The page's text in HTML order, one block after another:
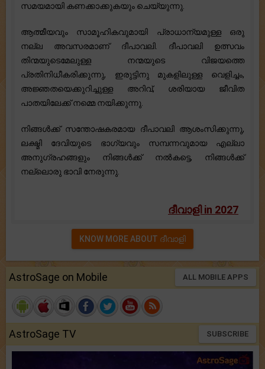
സമയമായി കണക്കാക്കുകയും ചെയ്യുന്നു.
ആത്മീയവും സാമൂഹികവുമായി പ്രാധാന്യമുള്ള ഒരു
നല്ല അവസരമാണ് ദീപാവലി. ദീപാവലി ഉത്സവം
തിന്മയുടെമേലുള്ള നന്മയുടെ വിജയത്തെ
പ്രതിനിധീകരിക്കുന്നു, ഇരുട്ടിനു മുകളിലുള്ള വെളിച്ചം,
അജ്ഞതയെക്കുറിച്ചുള്ള അറിവ്, ശരിയായ ജീവിത
പാതയിലേക്ക് നമ്മെ നയിക്കുന്നു.
നിങ്ങൾക്ക് സന്തോഷകരമായ ദീപാവലി ആശംസിക്കുന്നു,
ലക്ഷ്മി ദേവിയുടെ ഭാഗ്യവും സമ്പന്നവുമായ എല്ലാ
അനുഗ്രഹങ്ങളും നിങ്ങൾക്ക് നൽകട്ടെ, നിങ്ങൾക്ക്
നല്ലൊരു ഭാവി നേരുന്നു.
ദീവാളി in 2027
KNOW MORE ABOUT ദീവാളി
AstroSage on Mobile ALL MOBILE APPS
AstroSage TV SUBSCRIBE